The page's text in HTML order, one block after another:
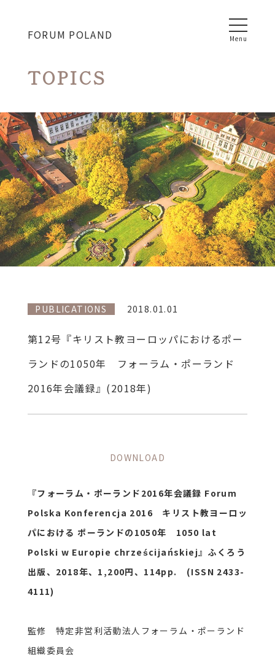
FORUM POLAND
TOPICS
PUBLICATIONS 2018.01.01
第12号『キリスト教ヨーロッパにおけるポー
ランドの1050年 フォーラム・ポーランド
2016年会議録』(2018年)
DOWNLOAD
『フォーラム・ポーランド2016年会議録 Forum
Polska Konferencja 2016 キリスト教ヨーロッ
パにおける ポーランドの1050年 1050 lat
Polski w Europie chrześcijańskiej』ふくろう
出版、2018年、1,200円、114pp. (ISSN 2433-
4111)
監修 特定非営利活動法人フォーラム・ポーランド
組織委員会